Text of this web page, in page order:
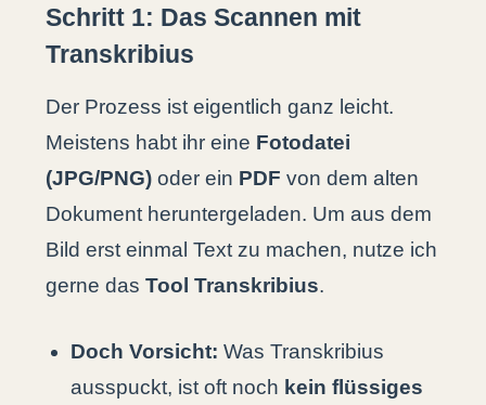
Schritt 1: Das Scannen mit
Transkribius
Der Prozess ist eigentlich ganz leicht.
Meistens habt ihr eine Fotodatei
(JPG/PNG) oder ein PDF von dem alten
Dokument heruntergeladen. Um aus dem
Bild erst einmal Text zu machen, nutze ich
gerne das Tool Transkribius.
Doch Vorsicht: Was Transkribius
ausspuckt, ist oft noch kein flüssiges